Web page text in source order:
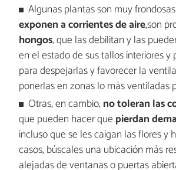
Algunas plantas son muy
exponen a corrientes de aire,son
hongos, que las debilitan y las
en el estado de sus tallos interiores y
para despejarlas y favorecer la
ponerlas en zonas lo más ventiladas
Otras, en cambio,no toleran las
que pueden hacer que pierdan
incluso que se les caigan las flores y
casos, búscales una ubicación más
alejadas de ventanas o puertas